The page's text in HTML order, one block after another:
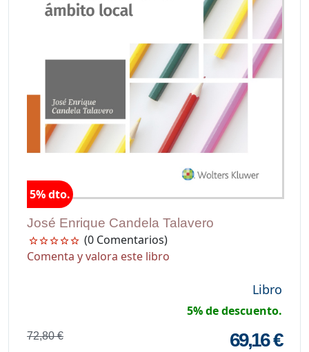
5% dto.
José Enrique Candela Talavero
(0 Comentarios)
Comenta y valora este libro
Libro
5% de descuento.
72,80 € 69,16 €